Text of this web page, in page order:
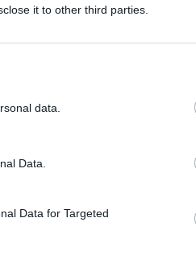
it to other third parties.
data.
Data.
Data for Targeted
Mittel